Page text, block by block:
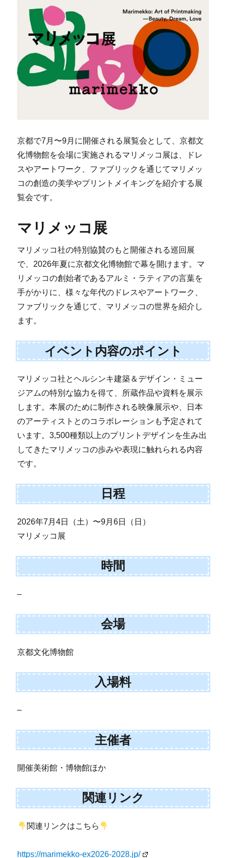
京都で7月〜9月に開催される展覧会として、京都文
化博物館を会場に実施されるマリメッコ展は、ドレ
スやアートワーク、ファブリックを通じてマリメッ
コの創造の美学やプリントメイキングを紹介する展
覧会です。
マリメッコ展
マリメッコ社の特別協賛のもと開催される巡回展
で、2026年夏に京都文化博物館で幕を開けます。マ
リメッコの創始者であるアルミ・ラティアの言葉を
手がかりに、様々な年代のドレスやアートワーク、
ファブリックを通じて、マリメッコの世界を紹介し
ます。
イベント内容のポイント
マリメッコ社とヘルシンキ建築＆デザイン・ミュー
ジアムの特別な協力を得て、所蔵作品や資料を展示
します。本展のために制作される映像展示や、日本
のアーティストとのコラボレーションも予定されて
います。3,500種類以上のプリントデザインを生み出
してきたマリメッコの歩みや表現に触れられる内容
です。
日程
2026年7月4日（土）〜9月6日（日）
マリメッコ展
時間
–
会場
京都文化博物館
入場料
–
主催者
開催美術館・博物館ほか
関連リンク
関連リンクはこちら
https://marimekko-ex2026-2028.jp/